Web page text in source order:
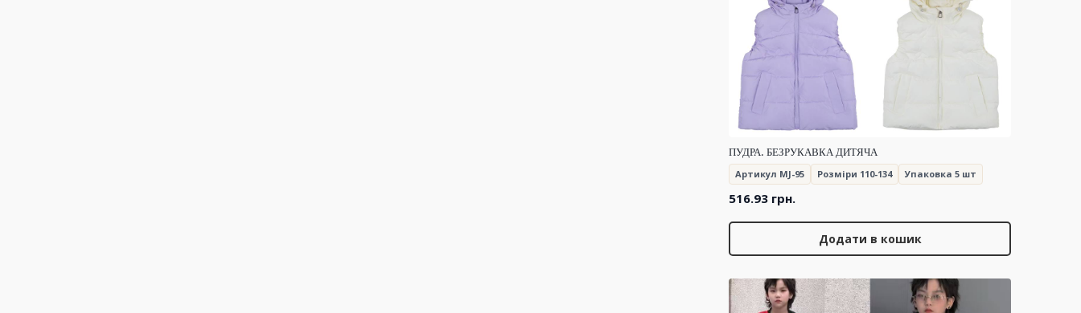
ПУДРА. БЕЗРУКАВКА ДИТЯЧА
Артикул MJ-95
Розміри 110-134 Упаковка 5 шт
516.93 грн.
Додати в кошик